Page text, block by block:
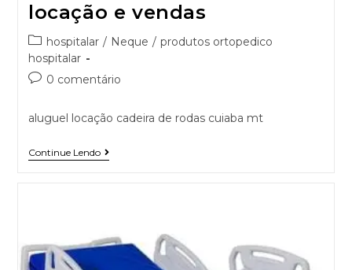
locação e vendas
hospitalar / Neque / produtos ortopedico
hospitalar
0 comentário
aluguel locação cadeira de rodas cuiaba mt
Continue Lendo